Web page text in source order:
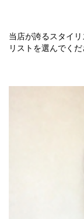
当店が誇るスタイ
リストを選んでくだ